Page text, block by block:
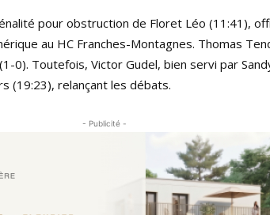
pour obstruction de Floret Léo (11:41),
au HC Franches-Montagnes. Thomas
0). Toutefois, Victor Gudel, bien servi par
(19:23), relançant les débats.
- Publicité -